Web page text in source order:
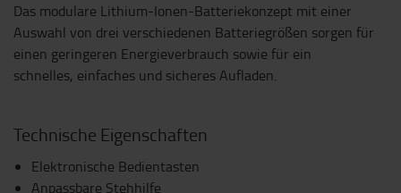
Das modulare Lithium-Ionen-Batteriekonzept mit einer
Auswahl von drei verschiedenen Batteriegrößen sorgen für
einen geringeren Energieverbrauch sowie für ein
schnelles, einfaches und sicheres Aufladen.
Technische Eigenschaften
Elektronische Bedientasten
Anpassbare Stehhilfe